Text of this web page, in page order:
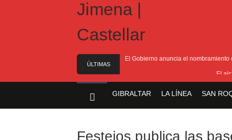
ÚLTIMAS
NOTICIAS
El Gobierno anuncia el
El
GIBRALTAR LA LÍNEA SAN
Festejos publica las